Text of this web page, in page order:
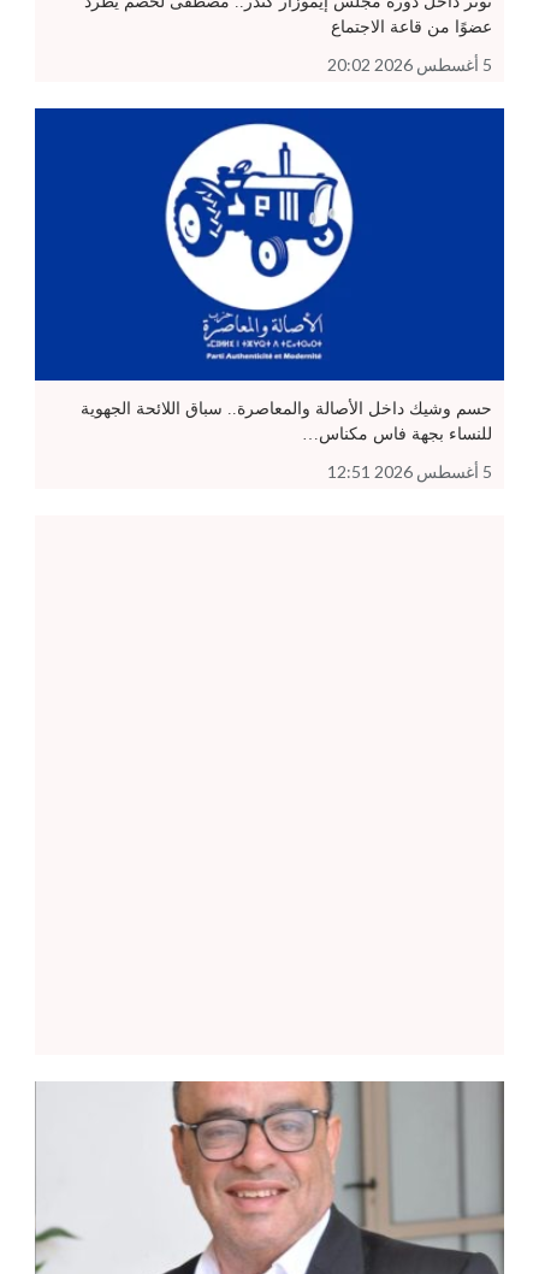
عضوًا من قاعة الاجتماع
5 أغسطس 2026 20:02
حسم وشيك داخل الأصالة والمعاصرة.. سباق اللائحة الجهوية
للنساء بجهة فاس مكناس…
5 أغسطس 2026 12:51